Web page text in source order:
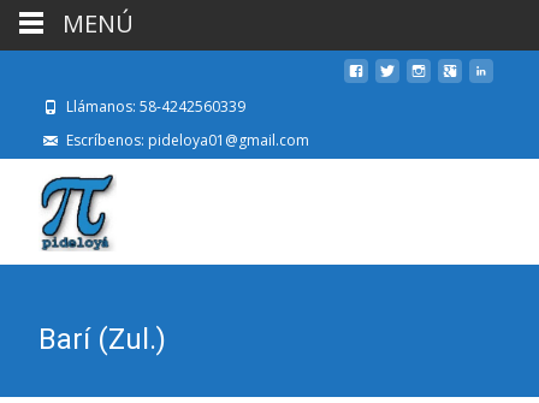
Llámanos: 58-4242560339
Escríbenos: pideloya01@gmail.com
Barí (Zul.)
MENÚ